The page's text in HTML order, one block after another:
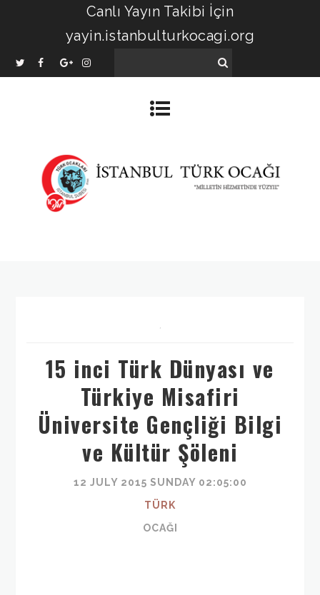
Canlı Yayın Takibi İçin
yayin.istanbulturkocagi.org
,
15 inci Türk Dünyası ve
Türkiye Misafiri
Üniversite Gençliği Bilgi
ve Kültür Şöleni
12 JULY 2015 SUNDAY 02:05:00
TÜRK
OCAĞI